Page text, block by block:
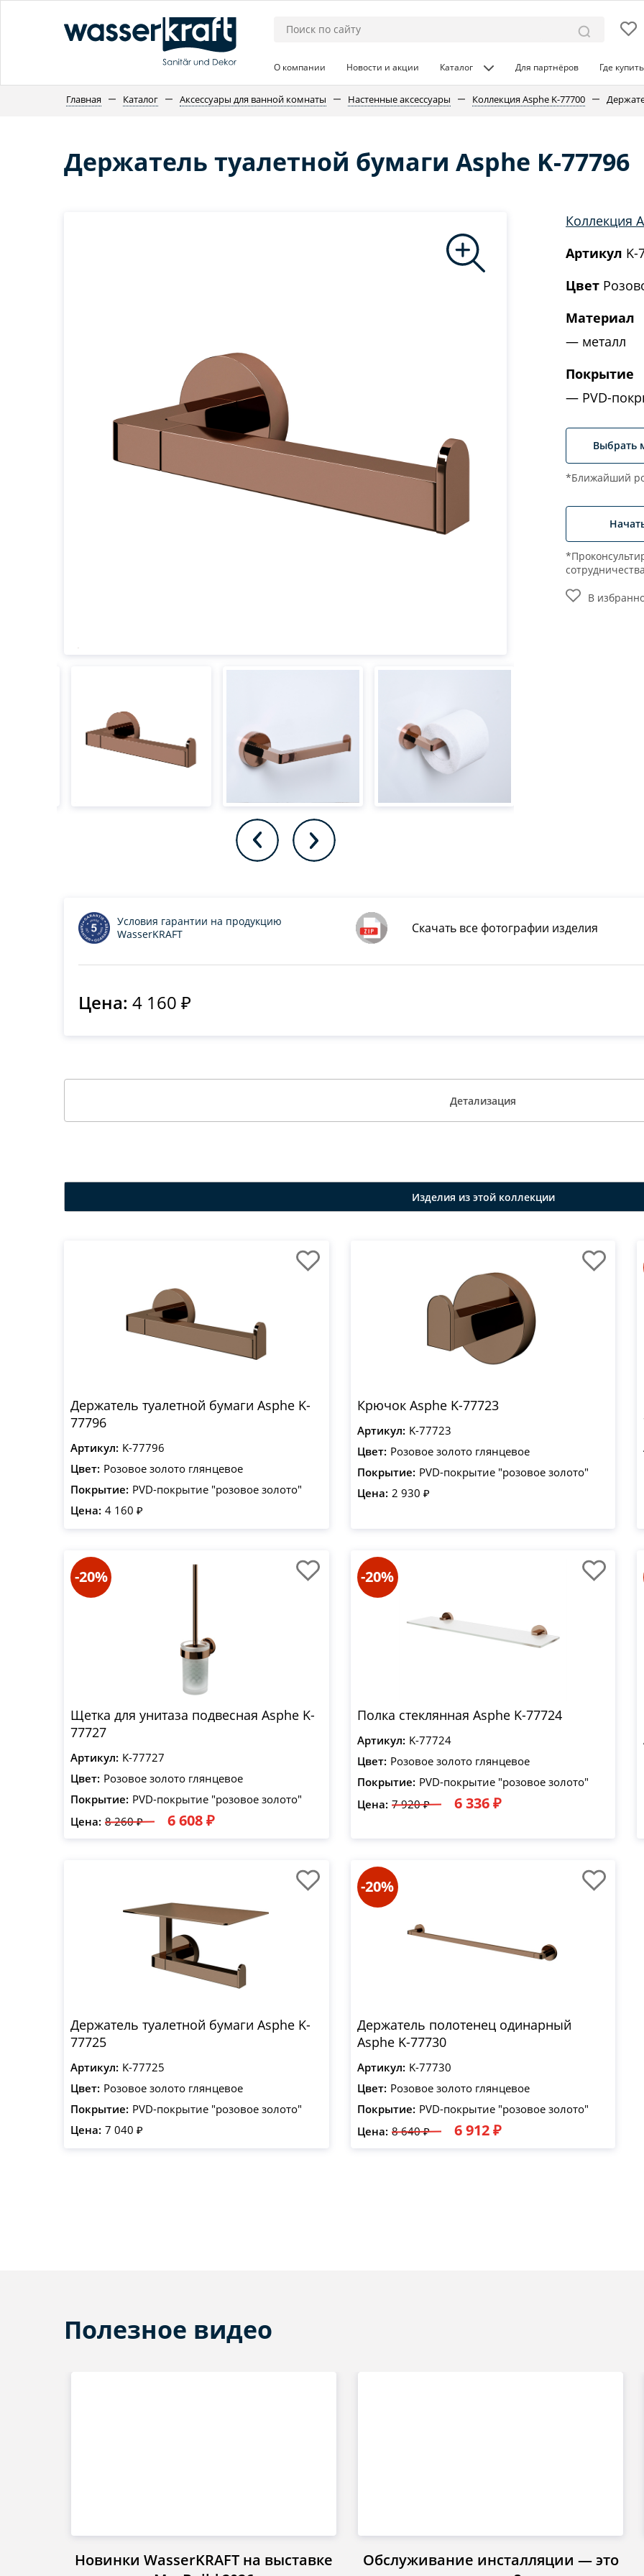
О компании Новости и акции Каталог Для партнёров Где
Главная Каталог Аксессуары для ванной комнаты Настенные аксессуары Коллекция Asphe K-77700
Держатель туалетной бумаги Asphe K-77796
Коллекция
Артикул K-
Цвет
Материал
металл
Покрытие
PVD-
Выбрать
*Ближайший
В
Скачать все фотографии изделия
Условия гарантии на продукцию
WasserKRAFT
Цена: 4 160 ₽
Детализация
Изделия из этой коллекции
Держатель туалетной бумаги Asphe K-
77796
Артикул: K-77796
Цвет: Розовое золото глянцевое
Покрытие: PVD-покрытие "розовое золото"
Цена: 4 160 ₽
Крючок Asphe K-77723
Артикул: K-77723
Цвет: Розовое золото глянцевое
Покрытие: PVD-покрытие "розовое золото"
Цена: 2 930 ₽
-20%
Щетка для унитаза подвесная Asphe K-
77727
Артикул: K-77727
Цвет: Розовое золото глянцевое
Покрытие: PVD-покрытие "розовое золото"
Цена: 8 260 ₽ 6 608 ₽
-20%
Полка стеклянная Asphe K-77724
Артикул: K-77724
Цвет: Розовое золото глянцевое
Покрытие: PVD-покрытие "розовое золото"
Цена: 7 920 ₽ 6 336 ₽
Держатель туалетной бумаги Asphe K-
77725
Артикул: K-77725
Цвет: Розовое золото глянцевое
Покрытие: PVD-покрытие "розовое золото"
Цена: 7 040 ₽
-20%
Держатель полотенец одинарный
Asphe K-77730
Артикул: K-77730
Цвет: Розовое золото глянцевое
Покрытие: PVD-покрытие "розовое золото"
Цена: 8 640 ₽ 6 912 ₽
Полезное видео
Новинки WasserKRAFT на выставке
Обслуживание инсталляции — это